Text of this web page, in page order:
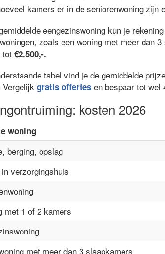
kamers er in de seniorenwoning zijn
eengezinswoning kun je
zoals een woning met meer dan
tot €2.500,-.
tabel vind je de gemiddelde
Vergelijk gratis offertes en bespaar tot wel
kosten 2026
woning
berging, opslag
verzorgingshuis
met 1 of 2 kamers
met meer dan 3 slaapkamers